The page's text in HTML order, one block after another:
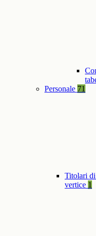
Personale 71
Titolari
vertice 1